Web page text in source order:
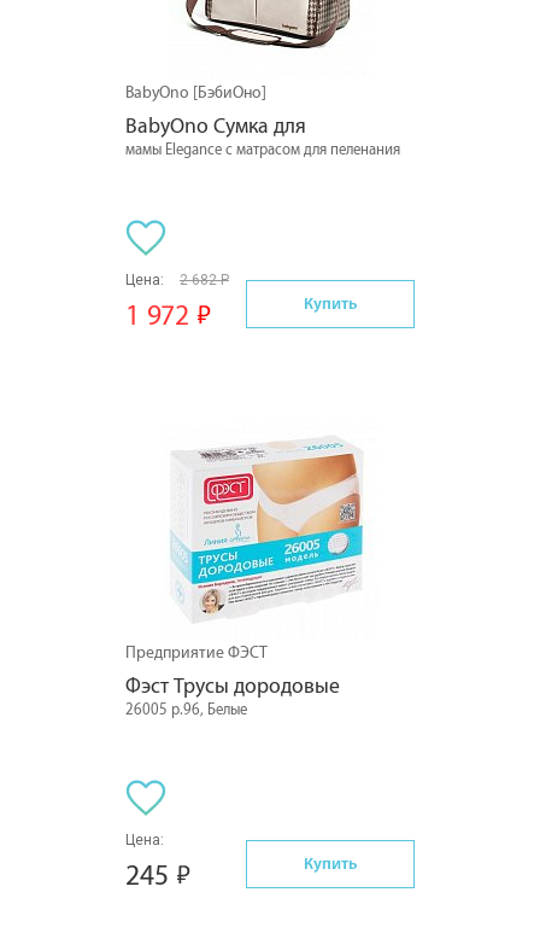
BabyOno [БэбиОно]
BabyOno Сумка для
мамы Elegance с матрасом для пеленания
Цена: 2 682 Р
1 972 Купить
Предприятие ФЭСТ
Фэст Трусы дородовые
26005 р.96, Белые
Цена:
245 Купить